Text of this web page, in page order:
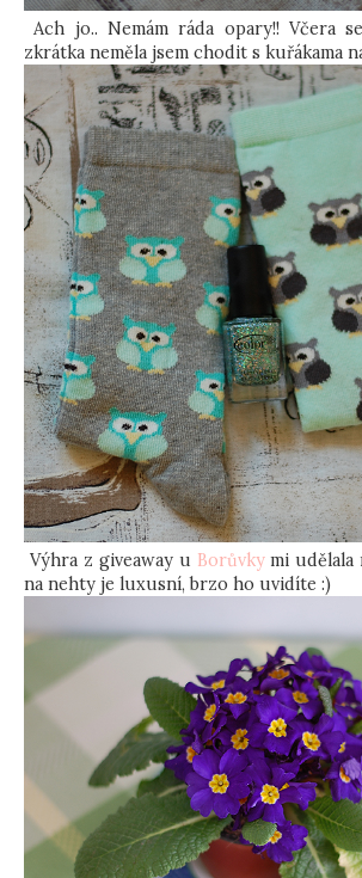
Ach jo.. Nemám ráda opary!! Včera
zkrátka neměla jsem chodit s kuřákama
Výhra z giveaway u Borůvkymi udělala
na nehty je luxusní, brzo ho uvidíte :)